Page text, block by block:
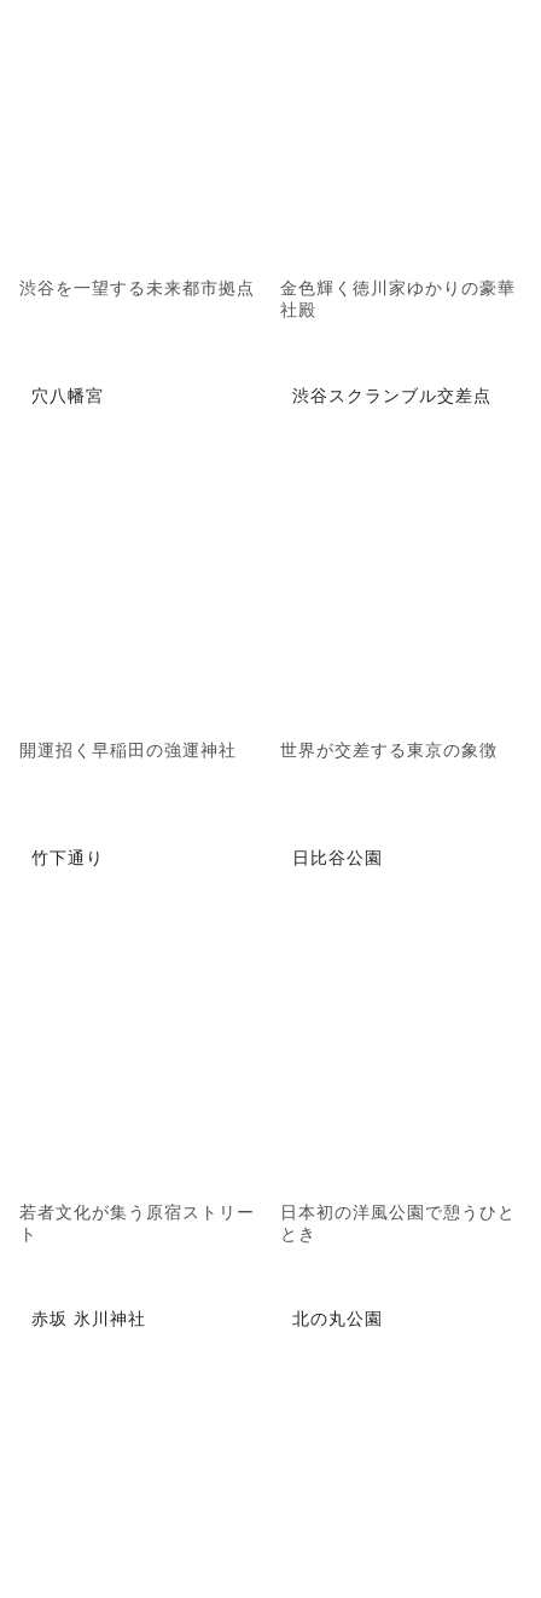
渋谷を一望する未来都市拠点
金色輝く徳川家ゆかりの豪華
社殿
穴八幡宮
開運招く早稲田の強運神社
渋谷スクランブル交差点
世界が交差する東京の象徴
竹下通り
若者文化が集う原宿ストリー
ト
日比谷公園
日本初の洋風公園で憩うひと
とき
赤坂 氷川神社 北の丸公園